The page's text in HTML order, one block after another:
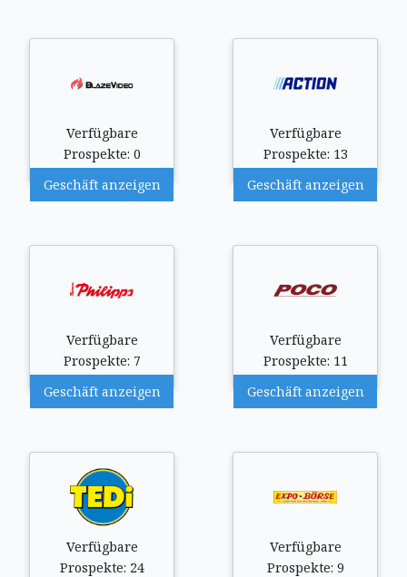
Verfügbare
Prospekte: 0
Geschäft anzeigen
Verfügbare
Prospekte: 13
Geschäft anzeigen
Verfügbare
Prospekte: 7
Geschäft anzeigen
Verfügbare
Prospekte: 11
Geschäft anzeigen
Verfügbare
Prospekte: 24
Verfügbare
Prospekte: 9